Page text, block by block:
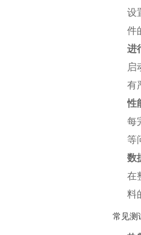
设
件
进
启
有
性
每
等
数
在
料
常见测